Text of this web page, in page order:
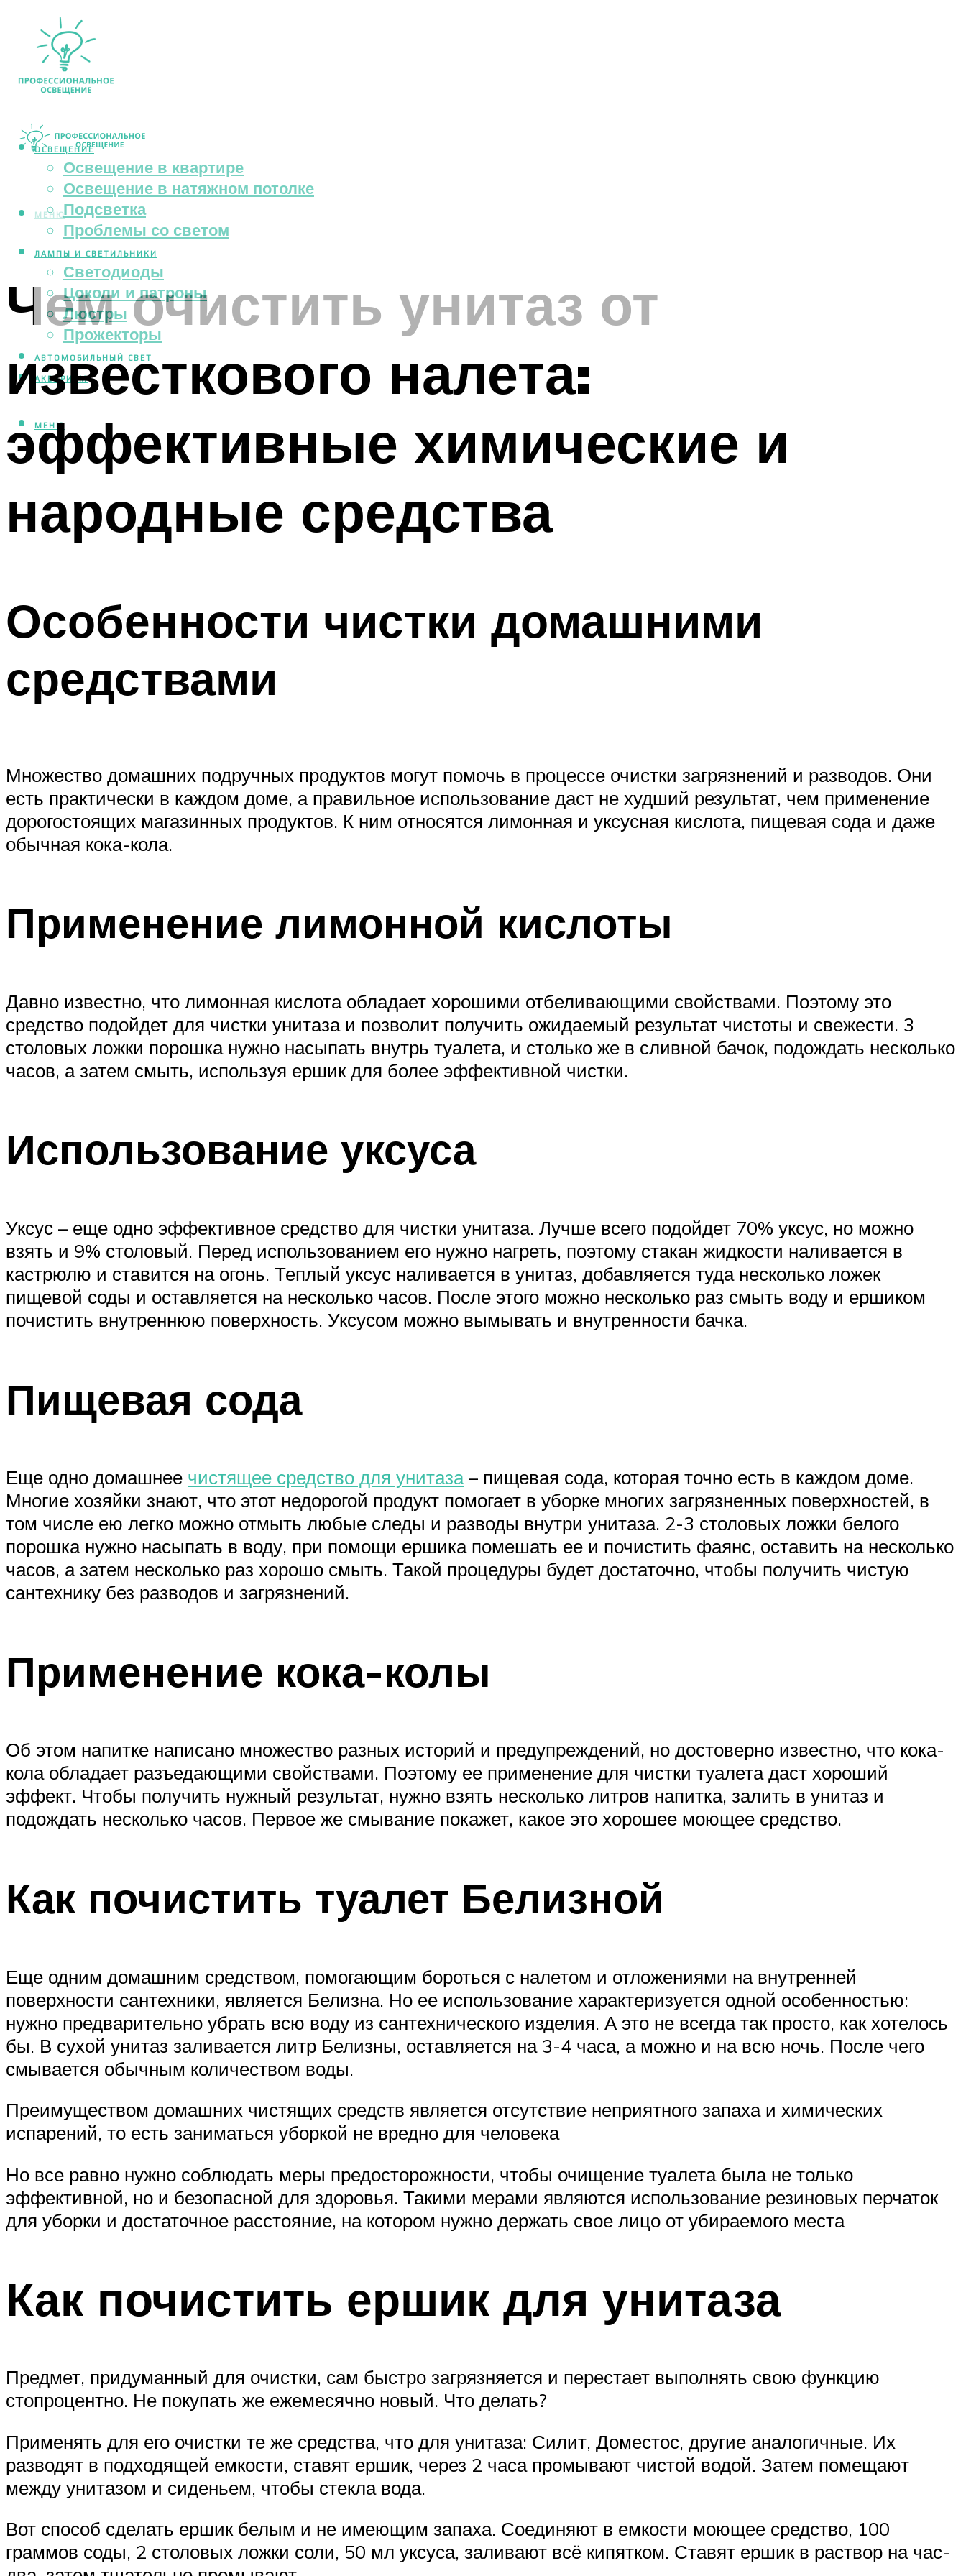
ОСВЕЩЕНИЕ
Освещение в квартире
Освещение в натяжном потолке
Подсветка
Проблемы со светом
ЛАМПЫ И СВЕТИЛЬНИКИ
Светодиоды
Цоколи и патроны
Люстры
Прожекторы
АВТОМОБИЛЬНЫЙ СВЕТ
АКВАРИУМ
МЕНЮ
МЕНЮ
Чем очистить унитаз от
известкового налета:
эффективные химические и
народные средства
Особенности чистки домашними
средствами
Множество домашних подручных продуктов могут помочь в процессе очистки загрязнений и разводов. Они
есть практически в каждом доме, а правильное использование даст не худший результат, чем применение
дорогостоящих магазинных продуктов. К ним относятся лимонная и уксусная кислота, пищевая сода и даже
обычная кока-кола.
Применение лимонной кислоты
Давно известно, что лимонная кислота обладает хорошими отбеливающими свойствами. Поэтому это
средство подойдет для чистки унитаза и позволит получить ожидаемый результат чистоты и свежести. 3
столовых ложки порошка нужно насыпать внутрь туалета, и столько же в сливной бачок, подождать несколько
часов, а затем смыть, используя ершик для более эффективной чистки.
Использование уксуса
Уксус – еще одно эффективное средство для чистки унитаза. Лучше всего подойдет 70% уксус, но можно
взять и 9% столовый. Перед использованием его нужно нагреть, поэтому стакан жидкости наливается в
кастрюлю и ставится на огонь. Теплый уксус наливается в унитаз, добавляется туда несколько ложек
пищевой соды и оставляется на несколько часов. После этого можно несколько раз смыть воду и ершиком
почистить внутреннюю поверхность. Уксусом можно вымывать и внутренности бачка.
Пищевая сода
Еще одно домашнее чистящее средство для унитаза– пищевая сода, которая точно есть в каждом доме.
Многие хозяйки знают, что этот недорогой продукт помогает в уборке многих загрязненных поверхностей, в
том числе ею легко можно отмыть любые следы и разводы внутри унитаза. 2-3 столовых ложки белого
порошка нужно насыпать в воду, при помощи ершика помешать ее и почистить фаянс, оставить на несколько
часов, а затем несколько раз хорошо смыть. Такой процедуры будет достаточно, чтобы получить чистую
сантехнику без разводов и загрязнений.
Применение кока-колы
Об этом напитке написано множество разных историй и предупреждений, но достоверно известно, что кока-
кола обладает разъедающими свойствами. Поэтому ее применение для чистки туалета даст хороший
эффект. Чтобы получить нужный результат, нужно взять несколько литров напитка, залить в унитаз и
подождать несколько часов. Первое же смывание покажет, какое это хорошее моющее средство.
Как почистить туалет Белизной
Еще одним домашним средством, помогающим бороться с налетом и отложениями на внутренней
поверхности сантехники, является Белизна. Но ее использование характеризуется одной особенностью:
нужно предварительно убрать всю воду из сантехнического изделия. А это не всегда так просто, как хотелось
бы. В сухой унитаз заливается литр Белизны, оставляется на 3-4 часа, а можно и на всю ночь. После чего
смывается обычным количеством воды.
Преимуществом домашних чистящих средств является отсутствие неприятного запаха и химических
испарений, то есть заниматься уборкой не вредно для человека
Но все равно нужно соблюдать меры предосторожности, чтобы очищение туалета была не только
эффективной, но и безопасной для здоровья. Такими мерами являются использование резиновых перчаток
для уборки и достаточное расстояние, на котором нужно держать свое лицо от убираемого места
Как почистить ершик для унитаза
Предмет, придуманный для очистки, сам быстро загрязняется и перестает выполнять свою функцию
стопроцентно. Не покупать же ежемесячно новый. Что делать?
Применять для его очистки те же средства, что для унитаза: Силит, Доместос, другие аналогичные. Их
разводят в подходящей емкости, ставят ершик, через 2 часа промывают чистой водой. Затем помещают
между унитазом и сиденьем, чтобы стекла вода.
Вот способ сделать ершик белым и не имеющим запаха. Соединяют в емкости моющее средство, 100
граммов соды, 2 столовых ложки соли, 50 мл уксуса, заливают всё кипятком. Ставят ершик в раствор на час-